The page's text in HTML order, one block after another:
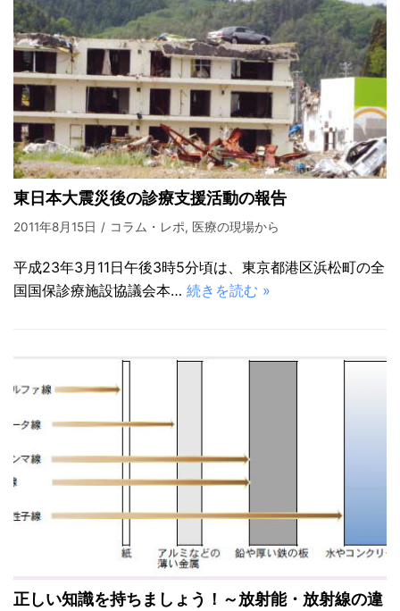
東日本大震災後の診療支援活動の報告
2011年8月15日 コラム・レポ, 医療の現場から
平成23年3月11日午後3時5分頃は、東京都港区浜松町の全
国国保診療施設協議会本… 続きを読む »
正しい知識を持ちましょう！～放射能・放射線の違